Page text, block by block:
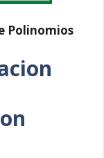
Polinomios